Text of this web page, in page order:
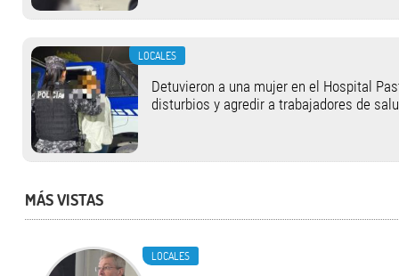
LOCALES
Detuvieron a una mujer en el Hospital
disturbios y agredir a trabajadores de
MÁS VISTAS
LOCALES